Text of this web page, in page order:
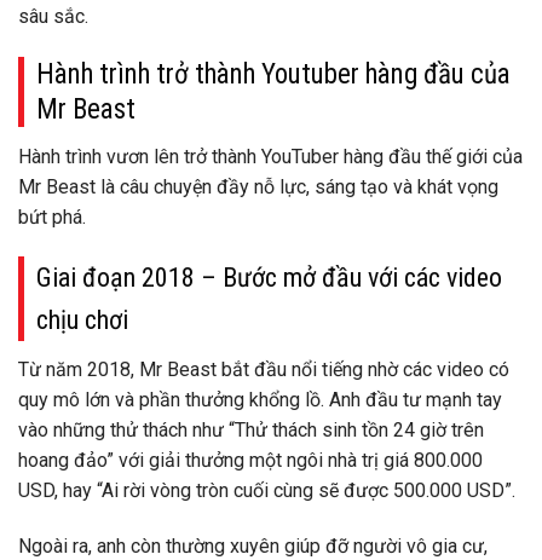
sâu sắc.
Hành trình trở thành Youtuber hàng đầu của
Mr Beast
Hành trình vươn lên trở thành YouTuber hàng đầu thế giới của
Mr Beast là câu chuyện đầy nỗ lực, sáng tạo và khát vọng
bứt phá.
Giai đoạn 2018 – Bước mở đầu với các video
chịu chơi
Từ năm 2018, Mr Beast bắt đầu nổi tiếng nhờ các video có
quy mô lớn và phần thưởng khổng lồ. Anh đầu tư mạnh tay
vào những thử thách như “Thử thách sinh tồn 24 giờ trên
hoang đảo” với giải thưởng một ngôi nhà trị giá 800.000
USD, hay “Ai rời vòng tròn cuối cùng sẽ được 500.000 USD”.
Ngoài ra, anh còn thường xuyên giúp đỡ người vô gia cư,